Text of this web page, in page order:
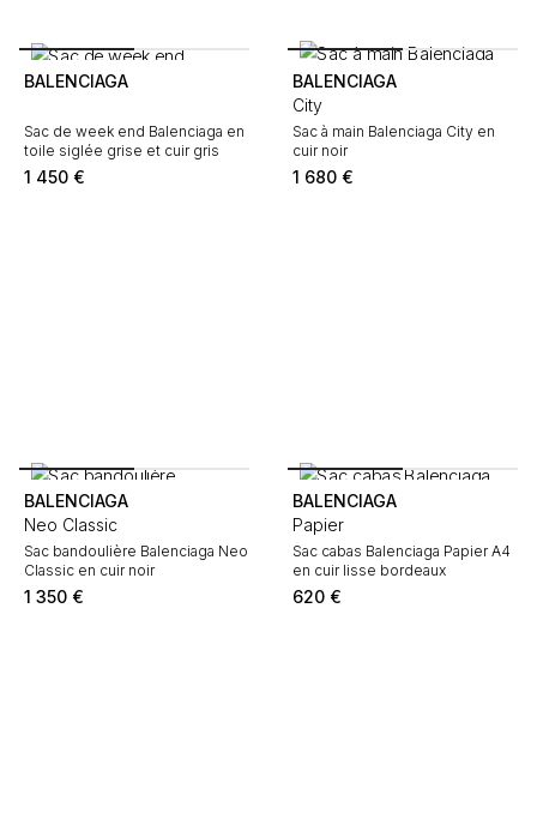
BALENCIAGA
Sac de week end Balenciaga en
toile siglée grise et cuir gris
1 450 €
BALENCIAGA
City
Sac à main Balenciaga City en
cuir noir
1 680 €
BALENCIAGA
Neo Classic
Sac bandoulière Balenciaga Neo
Classic en cuir noir
1 350 €
BALENCIAGA
Papier
Sac cabas Balenciaga Papier A4
en cuir lisse bordeaux
620 €